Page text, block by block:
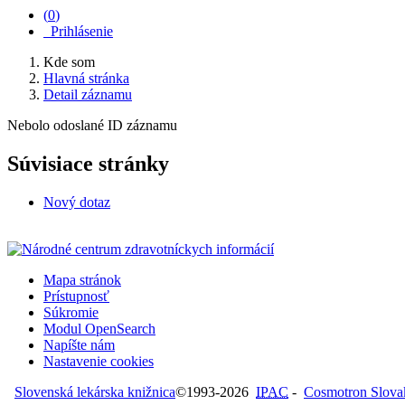
(0)
Prihlásenie
Kde som
Hlavná stránka
Detail záznamu
Nebolo odoslané ID záznamu
Súvisiace stránky
Nový dotaz
Mapa stránok
Prístupnosť
Súkromie
Modul OpenSearch
Napíšte nám
Nastavenie cookies
Slovenská lekárska knižnica©1993-2026 IPAC - Cosmotron